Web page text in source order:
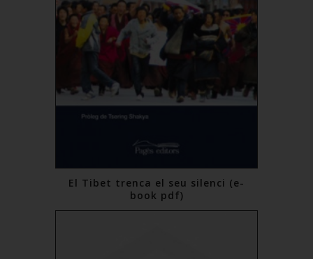
El Tibet trenca el seu silenci (e-
book pdf)
10,24 €